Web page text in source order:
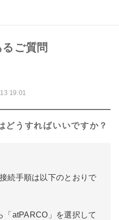
ご質問
19:01
うすればいいですか？
続手順は以下のとおりで
「atPARCO」を選択して